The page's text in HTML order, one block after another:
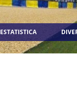
ESTATISTICA